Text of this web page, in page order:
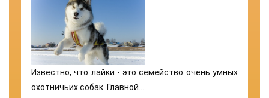
Известно, что лайки - это семейство очень умных
охотничьих собак. Главной…